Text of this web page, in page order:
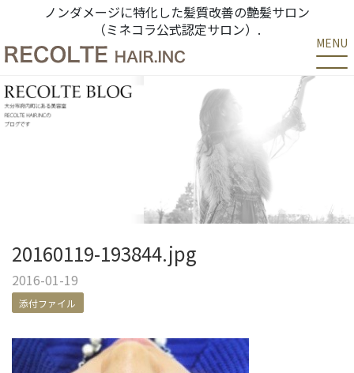
ノンダメージに特化した髪質改善の艶髪サロン
（ミネコラ公式認定サロン）.
MENU
20160119-193844.jpg
2016-01-19
添付ファイル